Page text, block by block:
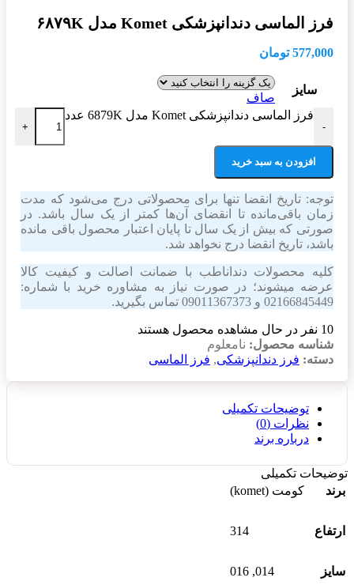
فرز الماسی دندانپزشکی Komet مدل ۶۸۷۹K
577,000 تومان
سایز
صاف
-
فرز الماسی دندانپزشکی Komet مدل 6879K عدد
+
افزودن به سبد خرید
توجه: تاریخ انقضا تنها برای محصولاتی درج می‌شود که مدت
زمان باقی‌مانده تا انقضای آن‌ها کمتر از یک سال باشد. در
صورتی که بیش از یک سال تا پایان اعتبار محصول باقی مانده
باشد، تاریخ انقضا درج نخواهد شد.
کلیه محصولات دنداناطب با ضمانت اصالت و کیفیت کالا
عرضه میشوند؛ در صورت نیاز به مشاوره خرید با شماره:
02166845449 و 09011367373 تماس بگیرید.
10 نفر در حال مشاهده محصول هستند
شناسه محصول: نامعلوم
دسته: فرز دندانپزشکی, فرز الماسی
توضیحات تکمیلی
نظرات (0)
درباره برند
توضیحات تکمیلی
برند
کومت (komet)
ارتفاع 314
سایز 014
,
016